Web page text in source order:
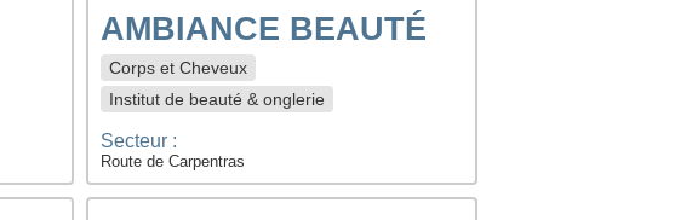
AMBIANCE BEAUTÉ
Corps et Cheveux
Institut de beauté & onglerie
Secteur :
Route de Carpentras